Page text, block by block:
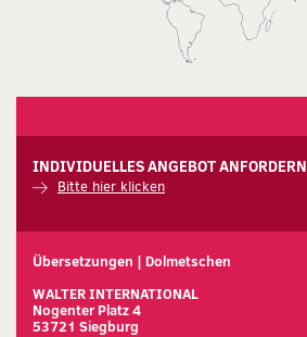
INDIVIDUELLES ANGEBOT ANFORDERN
Bitte hier klicken
Übersetzungen | Dolmetschen
WALTER INTERNATIONAL
Nogenter Platz 4
53721 Siegburg